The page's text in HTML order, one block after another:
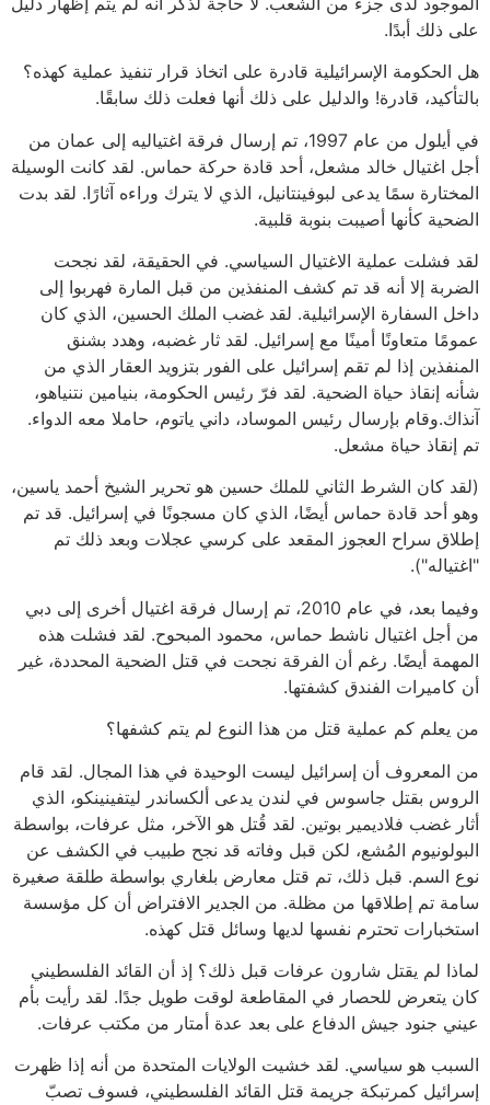
على ذلك أبدًا.
هل الحكومة الإسرائيلية قادرة على اتخاذ قرار تنفيذ عملية كهذه؟
بالتأكيد، قادرة! والدليل على ذلك أنها فعلت ذلك سابقًا.
في أيلول من عام 1997، تم إرسال فرقة اغتياليه إلى عمان من
أجل اغتيال خالد مشعل، أحد قادة حركة حماس. لقد كانت الوسيلة
المختارة سمًا يدعى لبوفينتانيل، الذي لا يترك وراءه آثارًا. لقد بدت
الضحية كأنها أصيبت بنوبة قلبية.
لقد فشلت عملية الاغتيال السياسي. في الحقيقة، لقد نجحت
الضربة إلا أنه قد تم كشف المنفذين من قبل المارة فهربوا إلى
داخل السفارة الإسرائيلية. لقد غضب الملك الحسين، الذي كان
عمومًا متعاونًا أمينًا مع إسرائيل. لقد ثار غضبه، وهدد بشنق
المنفذين إذا لم تقم إسرائيل على الفور بتزويد العقار الذي من
شأنه إنقاذ حياة الضحية. لقد فرّ رئيس الحكومة، بنيامين نتنياهو،
آنذاك.وقام بإرسال رئيس الموساد، داني ياتوم، حاملا معه الدواء.
تم إنقاذ حياة مشعل.
(لقد كان الشرط الثاني للملك حسين هو تحرير الشيخ أحمد ياسين،
وهو أحد قادة حماس أيضًا، الذي كان مسجونًا في إسرائيل. قد تم
إطلاق سراح العجوز المقعد على كرسي عجلات وبعد ذلك تم
"اغتياله").
وفيما بعد، في عام 2010، تم إرسال فرقة اغتيال أخرى إلى دبي
من أجل اغتيال ناشط حماس، محمود المبحوح. لقد فشلت هذه
المهمة أيضًا. رغم أن الفرقة نجحت في قتل الضحية المحددة، غير
أن كاميرات الفندق كشفتها.
من يعلم كم عملية قتل من هذا النوع لم يتم كشفها؟
من المعروف أن إسرائيل ليست الوحيدة في هذا المجال. لقد قام
الروس بقتل جاسوس في لندن يدعى ألكساندر ليتفينينكو، الذي
أثار غضب فلاديمير بوتين. لقد قُتل هو الآخر، مثل عرفات، بواسطة
البولونيوم المُشع، لكن قبل وفاته قد نجح طبيب في الكشف عن
نوع السم. قبل ذلك، تم قتل معارض بلغاري بواسطة طلقة صغيرة
سامة تم إطلاقها من مظلة. من الجدير الافتراض أن كل مؤسسة
استخبارات تحترم نفسها لديها وسائل قتل كهذه.
لماذا لم يقتل شارون عرفات قبل ذلك؟ إذ أن القائد الفلسطيني
كان يتعرض للحصار في المقاطعة لوقت طويل جدًا. لقد رأيت بأم
عيني جنود جيش الدفاع على بعد عدة أمتار من مكتب عرفات.
السبب هو سياسي. لقد خشيت الولايات المتحدة من أنه إذا ظهرت
إسرائيل كمرتبكة جريمة قتل القائد الفلسطيني، فسوف تصبّ